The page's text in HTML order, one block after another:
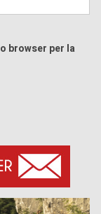
browser per la